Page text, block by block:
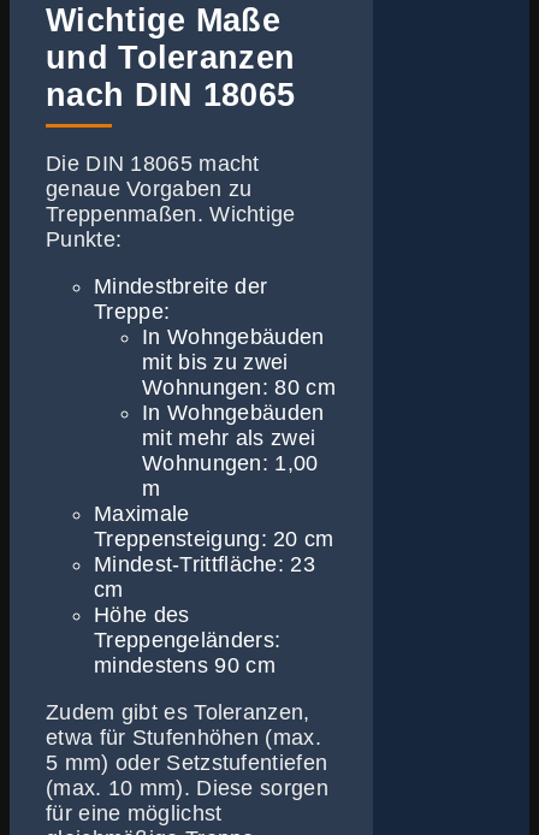
Wichtige Maße
und Toleranzen
nach DIN 18065
Die DIN 18065 macht
genaue Vorgaben zu
Treppenmaßen. Wichtige
Punkte:
Mindestbreite der
Treppe:
In Wohngebäuden
mit bis zu zwei
Wohnungen: 80 cm
In Wohngebäuden
mit mehr als zwei
Wohnungen: 1,00
m
Maximale
Treppensteigung: 20 cm
Mindest-Trittfläche: 23
cm
Höhe des
Treppengeländers:
mindestens 90 cm
Zudem gibt es Toleranzen,
etwa für Stufenhöhen (max.
5 mm) oder Setzstufentiefen
(max. 10 mm). Diese sorgen
für eine möglichst